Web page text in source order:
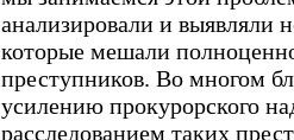
анализировали и выявляли
которые мешали
преступников. Во многом
усилению прокурорского
расследованием таких